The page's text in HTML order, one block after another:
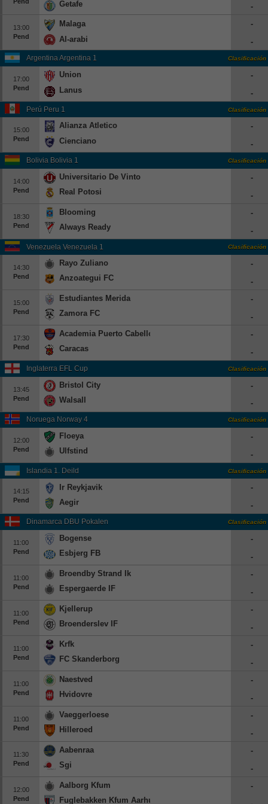
Pend
Getafe
-
13:00
Pend
Malaga
Al-arabi
-
-
Argentina Argentina 1 Clasificación
17:00
Pend
Union
Lanus
-
-
Perú Peru 1 Clasificación
15:00
Pend
Alianza Atletico
Cienciano
-
-
Bolivia Bolivia 1 Clasificación
14:00
Pend
Universitario De Vinto
Real Potosi
-
-
18:30
Pend
Blooming
Always Ready
-
-
Venezuela Venezuela 1 Clasificación
14:30
Pend
Rayo Zuliano
Anzoategui FC
-
-
15:00
Pend
Estudiantes Merida
Zamora FC
-
-
17:30
Pend
Academia Puerto Cabello
Caracas
-
-
Inglaterra EFL Cup Clasificación
13:45
Pend
Bristol City
Walsall
-
-
Noruega Norway 4 Clasificación
12:00
Pend
Floeya
Ulfstind
-
-
Islandia 1. Deild Clasificación
14:15
Pend
Ir Reykjavik
Aegir
-
-
Dinamarca DBU Pokalen Clasificación
11:00
Pend
Bogense
Esbjerg FB
-
-
11:00
Pend
Broendby Strand Ik
Espergaerde IF
-
-
11:00
Pend
Kjellerup
Broenderslev IF
-
-
11:00
Pend
Krfk
FC Skanderborg
-
-
11:00
Pend
Naestved
Hvidovre
-
-
11:00
Pend
Vaeggerloese
Hilleroed
-
-
11:30
Pend
Aabenraa
Sgi
-
-
12:00
Pend
Aalborg Kfum
Fuglebakken Kfum Aarhus
-
Europa League
Supercopa Europa
Partidos amistosos
Partidos televisados
Baloncesto
Europa
Euroliga
Eurocup
España
ACB
Estados Unidos
NBA
Tenis
Beisbol
Hockey
Fútbol Americano
Clasificación
Casas de Apuestas